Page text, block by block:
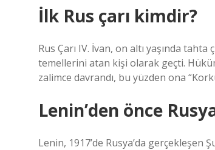
İlk Rus çarı kimdir?
Rus Çarı IV. İvan, on altı yaşında
temellerini atan kişi olarak geçti.
zalimce davrandı, bu yüzden ona
Lenin’den önce
Lenin, 1917’de Rusya’da gerçekleşen